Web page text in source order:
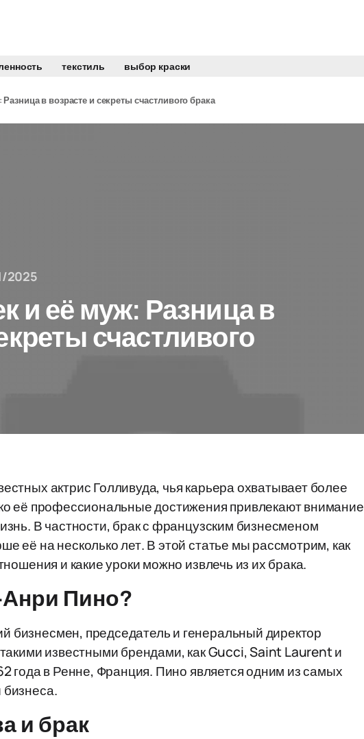
текстиль выбор краски
в возрасте и секреты счастливого брака
2025
и её муж: Разница в
счастливого
актрис Голливуда, чья карьера охватывает более
её профессиональные достижения привлекают внимание
В частности, брак с французским бизнесменом
её на несколько лет. В этой статье мы рассмотрим, как
и какие уроки можно извлечь из их брака.
Анри Пино?
председатель и генеральный директор
известными брендами, как Gucci, Saint Laurent и
года в Ренне, Франция. Пино является одним из самых
и брак